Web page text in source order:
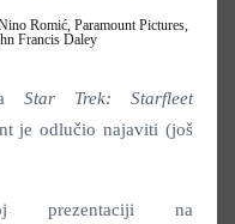
Romić, Paramount Pictures,
Francis Daley
Star Trek: Starfleet
je odlučio najaviti (još
prezentaciji na